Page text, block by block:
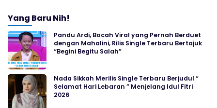
Yang Baru Nih!
Pandu Ardi, Bocah Viral yang Pernah Berduet
dengan Mahalini, Rilis Single Terbaru Bertajuk
“Begini Begitu Salah”
Nada Sikkah Merilis Single Terbaru Berjudul “
Selamat Hari Lebaran ” Menjelang Idul Fitri
2026